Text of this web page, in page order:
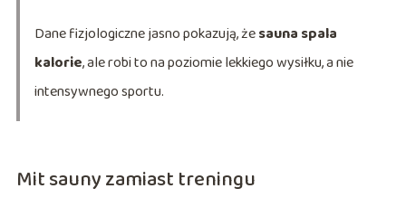
Dane fizjologiczne jasno pokazują, żesauna spala
kalorie, ale robi to na poziomie lekkiego wysiłku, a nie
intensywnego sportu.
Mit sauny zamiast treningu